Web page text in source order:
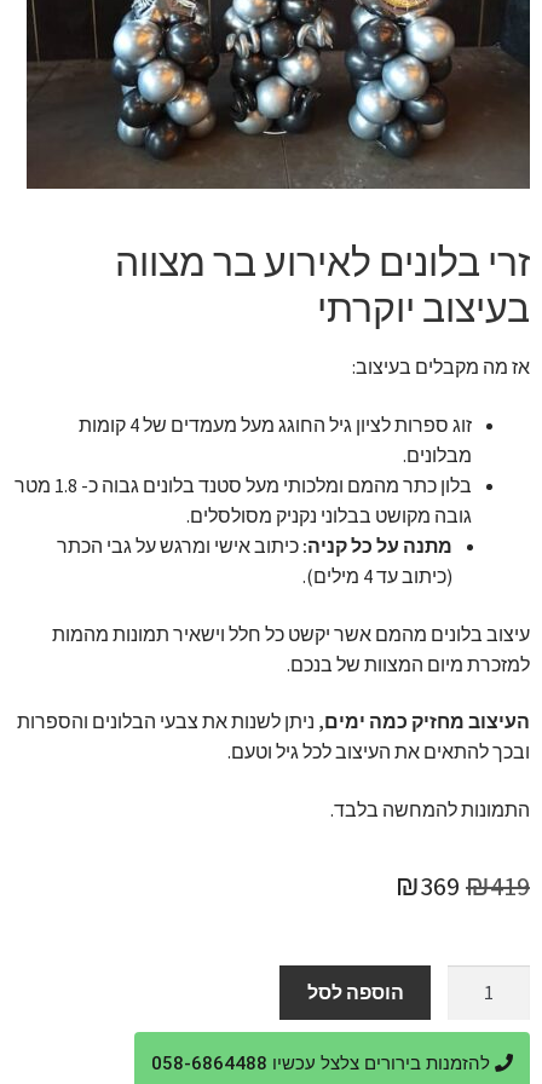
זר מתוק
בלונים בראשון לציון
מתנות בראשון לציון
זרי בלונים לאירוע בר מצווה
בעיצוב יוקרתי
אז מה מקבלים בעיצוב:
זוג ספרות לציון גיל החוגג מעל מעמדים של 4 קומות
מבלונים.
בלון כתר מהמם ומלכותי מעל סטנד בלונים גבוה כ- 1.8 מטר
גובה מקושט בבלוני נקניק מסולסלים.
מתנה על כל קניה: כיתוב אישי ומרגש על גבי הכתר
(כיתוב עד 4 מילים).
עיצוב בלונים מהמם אשר יקשט כל חלל וישאיר תמונות מהמות
למזכרת מיום המצוות של בנכם.
העיצוב מחזיק כמה ימים, ניתן לשנות את צבעי הבלונים והספרות
ובכך להתאים את העיצוב לכל גיל וטעם.
התמונות להמחשה בלבד.
₪419
המחיר
היה:
₪419.
₪369
הוא:
₪369.
זרי
בלונים
הוספה לסל
להזמנות בירורים צלצל עכשיו 058-6864488